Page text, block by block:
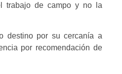
trabajo de campo y no la
destino por su cercanía a
por recomendación de